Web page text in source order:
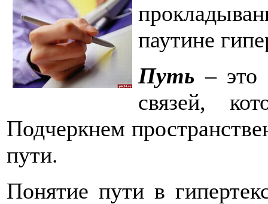
паутине
Путь – это
связей,
Подчеркнем
пути.
Понятие пути в